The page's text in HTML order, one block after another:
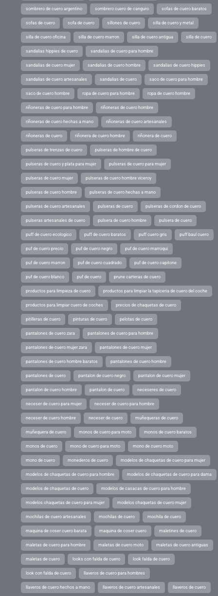
sombrero de cuero argentino sombrero cuero de canguro sofas de cuero baratos
sofas de cuero sofa de cuero sillones de cuero silla de cuero y metal
silla de cuero oficina silla de cuero marron silla de cuero antigua silla de cuero
sandalias hippies de cuero sandalias de cuero para hombre
sandalias de cuero mujer sandalias de cuero hombre sandalias de cuero hippies
sandalias de cuero artesanales sandalias de cuero saco de cuero para hombre
saco de cuero hombre ropa de cuero para hombre ropa de cuero hombre
riñoneras de cuero para hombre riñoneras de cuero hombre
riñoneras de cuero hechas a mano riñoneras de cuero artesanales
riñoneras de cuero riñonera de cuero hombre riñonera de cuero
pulseras de trenzas de cuero pulseras de hombre de cuero
pulseras de cuero y plata para mujer pulseras de cuero para mujer
pulseras de cuero mujer pulseras de cuero hombre viceroy
pulseras de cuero hombre pulseras de cuero hechas a mano
pulseras de cuero artesanales pulseras de cuero pulseras de cordon de cuero
pulseras artesanales de cuero pulsera de cuero hombre pulsera de cuero
puff de cuero ecologico puff de cuero baratos puff cuero gris puff baul cuero
puf de cuero precio puf de cuero negro puf de cuero marroqui
puf de cuero marron puf de cuero cuadrado puf de cuero capitone
puf de cuero blanco puf de cuero prune carteras de cuero
productos para limpieza de cuero productos para limpiar la tapiceria de cuero del coche
productos para limpiar cuero de coches precios de chaquetas de cuero
pitilleras de cuero pinturas de cuero pelotas de cuero
pantalones de cuero zara pantalones de cuero para hombre
pantalones de cuero mujer zara pantalones de cuero mujer
pantalones de cuero hombre baratos pantalones de cuero hombre
pantalones de cuero pantalon de cuero negro pantalon de cuero mujer
pantalon de cuero hombre pantalon de cuero neceseres de cuero
neceser de cuero para mujer neceser de cuero para hombre
neceser de cuero hombre neceser de cuero muñequeras de cuero
muñequera de cuero monos de cuero para moto monos de cuero baratos
monos de cuero mono de cuero para moto mono de cuero moto
mono de cuero monederos de cuero modelos de chaquetas de cuero para mujer
modelos de chaquetas de cuero para hombre modelos de chaquetas de cuero para dama
modelos de chaquetas de cuero modelos de casacas de cuero para hombre
modelos chaquetas de cuero para mujer modelos chaquetas de cuero mujer
mochilas de cuero artesanales mochilas de cuero mochila de cuero
maquina de coser cuero barata maquina de coser cuero maletines de cuero
maletas de cuero para hombre maletas de cuero moto maletas de cuero antiguas
maletas de cuero looks con falda de cuero look falda de cuero
look con falda de cuero llaveros de cuero para hombres
llaveros de cuero hechos a mano llaveros de cuero artesanales llaveros de cuero